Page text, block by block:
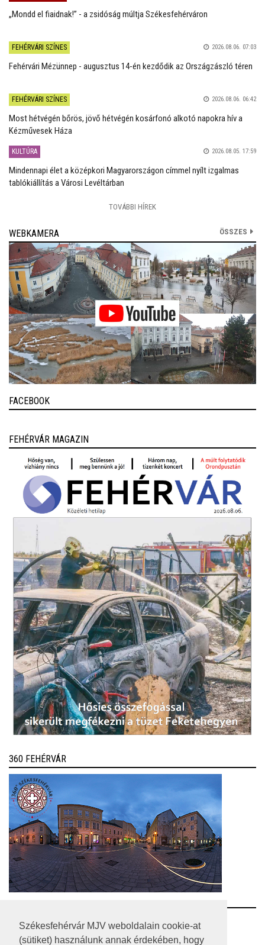
Székesfehérvár MJV weboldalain cookie-at
(sütiket) használunk annak érdekében, hogy
„Mondd el fiaidnak!” - a zsidóság múltja Székesfehérváron
FEHÉRVÁRI SZÍNES 2026.08.06. 07:03
Fehérvári Mézünnep - augusztus 14-én kezdődik az Országzászló téren
FEHÉRVÁRI SZÍNES 2026.08.06. 06:42
Most hétvégén bőrös, jövő hétvégén kosárfonó alkotó napokra hív a
Kézművesek Háza
KULTÚRA 2026.08.05. 17:59
Mindennapi élet a középkori Magyarországon címmel nyílt izgalmas
tablókiállítás a Városi Levéltárban
TOVÁBBI HÍREK
WEBKAMERA ÖSSZES
FACEBOOK
FEHÉRVÁR MAGAZIN
360 FEHÉRVÁR
RSS